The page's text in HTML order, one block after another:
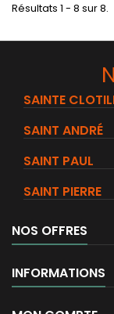
Résultats 1 - 8 sur 8.
SAINTE
SAINT ANDRÉ
SAINT PAUL
SAINT PIERRE
NOS OFFRES
INFORMATIONS